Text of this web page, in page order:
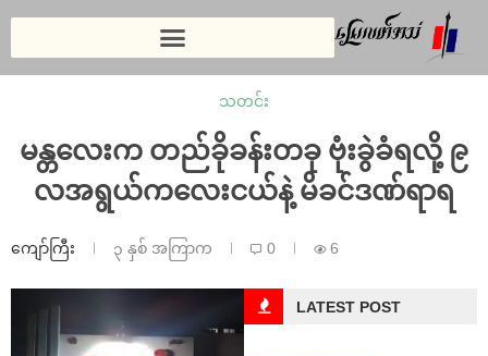
သတင်း
မန္တလေးက တည်ခိုခန်းတခု ဗုံးခွဲခံရလို့ ၉
လအရွယ်ကလေးငယ်နဲ့ မိခင်ဒဏ်ရာရ
ကျော်ကြီး ၃ နှစ် အကြာက 0 6
LATEST POST